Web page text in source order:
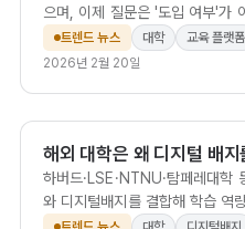
으며, 이제 질문은 '도입 여부'가
트렌드 뉴스 대학
교육 플랫폼
2026년 2월 20일
해외 대학은 왜 디지털 배
하버드·LSE·NTNU·탐페레대학
와 디지털배지를 결합해 학습 역
관의 시사점을 정리합니다.